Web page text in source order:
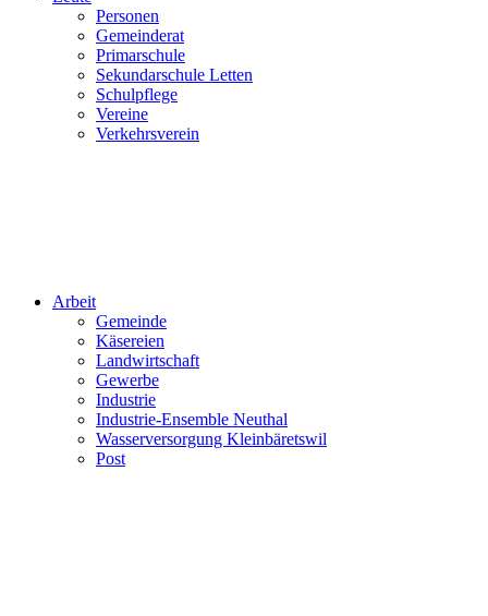
Personen
Gemeinderat
Primarschule
Sekundarschule Letten
Schulpflege
Vereine
Verkehrsverein
Arbeit
Gemeinde
Käsereien
Landwirtschaft
Gewerbe
Industrie
Industrie-Ensemble Neuthal
Wasserversorgung Kleinbäretswil
Post